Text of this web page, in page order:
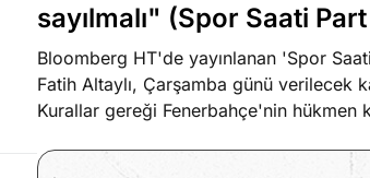
sayılmalı" (Spor Saati
Bloomberg HT'de yayınlanan 'Spor
Fatih Altaylı, Çarşamba günü verilecek
Kurallar gereği Fenerbahçe'nin hükmen